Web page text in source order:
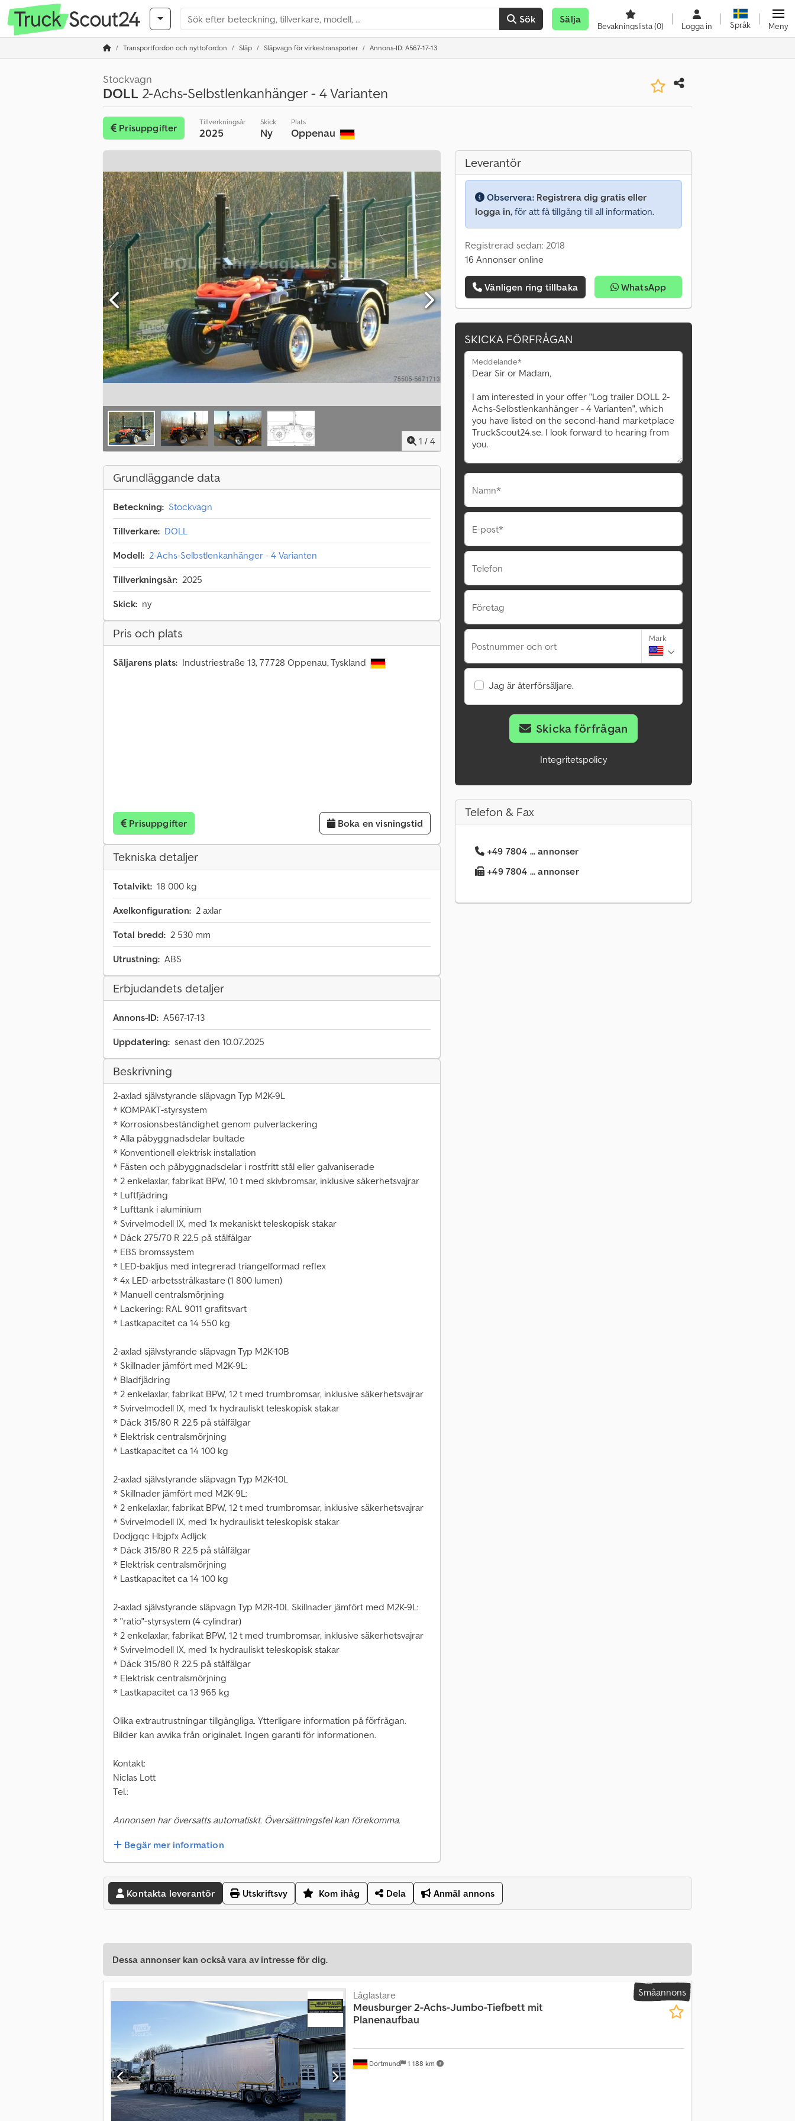
Sök Sälja
Bevakningslista(0) Logga in Språk Meny
Transportfordon och nyttofordon Släp Släpvagn för virkestransporter Annons-ID: A567-17-13
Stockvagn
DOLL 2-Achs-Selbstlenkanhänger - 4 Varianten
Prisuppgifter
Tillverkningsår
2025
Skick
Ny
Plats
Oppenau
1 / 4
Grundläggande data
Beteckning: Stockvagn
Tillverkare: DOLL
Modell: 2-Achs-Selbstlenkanhänger - 4 Varianten
Tillverkningsår: 2025
Skick: ny
Pris och plats
Säljarens plats: Industriestraße 13, 77728 Oppenau, Tyskland
Prisuppgifter Boka en visningstid
Tekniska detaljer
Totalvikt: 18 000 kg
Axelkonfiguration: 2 axlar
Total bredd: 2 530 mm
Utrustning: ABS
Erbjudandets detaljer
Annons-ID: A567-17-13
Uppdatering: senast den 10.07.2025
Beskrivning
2-axlad självstyrande släpvagn Typ M2K-9L
* KOMPAKT-styrsystem
* Korrosionsbeständighet genom pulverlackering
* Alla påbyggnadsdelar bultade
* Konventionell elektrisk installation
* Fästen och påbyggnadsdelar i rostfritt stål eller galvaniserade
* 2 enkelaxlar, fabrikat BPW, 10 t med skivbromsar, inklusive säkerhetsvajrar
* Luftfjädring
* Lufttank i aluminium
* Svirvelmodell IX, med 1x mekaniskt teleskopisk stakar
* Däck 275/70 R 22.5 på stålfälgar
* EBS bromssystem
* LED-bakljus med integrerad triangelformad reflex
* 4x LED-arbetsstrålkastare (1 800 lumen)
* Manuell centralsmörjning
* Lackering: RAL 9011 grafitsvart
* Lastkapacitet ca 14 550 kg
2-axlad självstyrande släpvagn Typ M2K-10B
* Skillnader jämfört med M2K-9L:
* Bladfjädring
* 2 enkelaxlar, fabrikat BPW, 12 t med trumbromsar, inklusive säkerhetsvajrar
* Svirvelmodell IX, med 1x hydrauliskt teleskopisk stakar
* Däck 315/80 R 22.5 på stålfälgar
* Elektrisk centralsmörjning
* Lastkapacitet ca 14 100 kg
2-axlad självstyrande släpvagn Typ M2K-10L
* Skillnader jämfört med M2K-9L:
* 2 enkelaxlar, fabrikat BPW, 12 t med trumbromsar, inklusive säkerhetsvajrar
* Svirvelmodell IX, med 1x hydrauliskt teleskopisk stakar
Dodjgqc Hbjpfx Adljck
* Däck 315/80 R 22.5 på stålfälgar
* Elektrisk centralsmörjning
* Lastkapacitet ca 14 100 kg
2-axlad självstyrande släpvagn Typ M2R-10L Skillnader jämfört med M2K-9L:
* "ratio"-styrsystem (4 cylindrar)
* 2 enkelaxlar, fabrikat BPW, 12 t med trumbromsar, inklusive säkerhetsvajrar
* Svirvelmodell IX, med 1x hydrauliskt teleskopisk stakar
* Däck 315/80 R 22.5 på stålfälgar
* Elektrisk centralsmörjning
* Lastkapacitet ca 13 965 kg
Olika extrautrustningar tillgängliga. Ytterligare information på förfrågan.
Bilder kan avvika från originalet. Ingen garanti för informationen.
Kontakt:
Niclas Lott
Tel.:
Annonsen har översatts automatiskt. Översättningsfel kan förekomma.
Begär mer information
Leverantör
Observera: Registrera dig gratis eller
logga in, för att få tillgång till all information.
Registrerad sedan: 2018
16 Annonser online
Vänligen ring tillbaka WhatsApp
SKICKA FÖRFRÅGAN
Meddelande*
Namn*
E-post*
Telefon
Företag
Postnummer och ort
Mark
Jag är återförsäljare.
Skicka förfrågan
Integritetspolicy
Telefon & Fax
+49 7804 ... annonser
+49 7804 ... annonser
Kontakta leverantör Utskriftsvy Kom ihåg Dela Anmäl annons
Dessa annonser kan också vara av intresse för dig.
Småannons
Dortmund 1 188 km
Låglastare
Meusburger2-Achs-Jumbo-Tiefbett mit
Planenaufbau